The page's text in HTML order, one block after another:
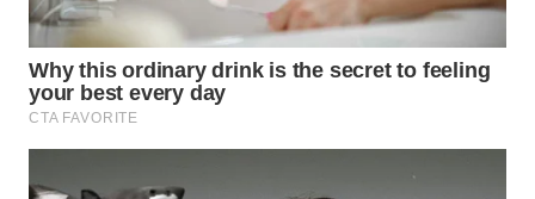
WN
TAPANULI
SELATAN
WN
TANJUNG